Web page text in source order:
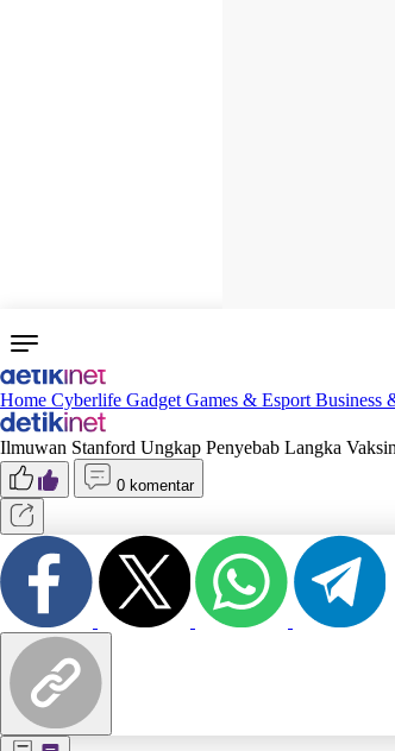
Home Cyberlife Gadget Games & Esport Business
Ilmuwan Stanford Ungkap Penyebab Langka
0 komentar